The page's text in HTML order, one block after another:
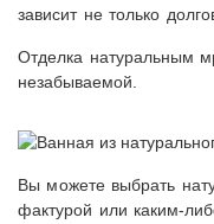
зависит не только
Отделка натуральным
незабываемой.
Вы можете выбрать
фактурой или каким-